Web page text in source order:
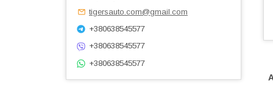
tigersauto.com@gmail.com
+380638545577
+380638545577
+380638545577